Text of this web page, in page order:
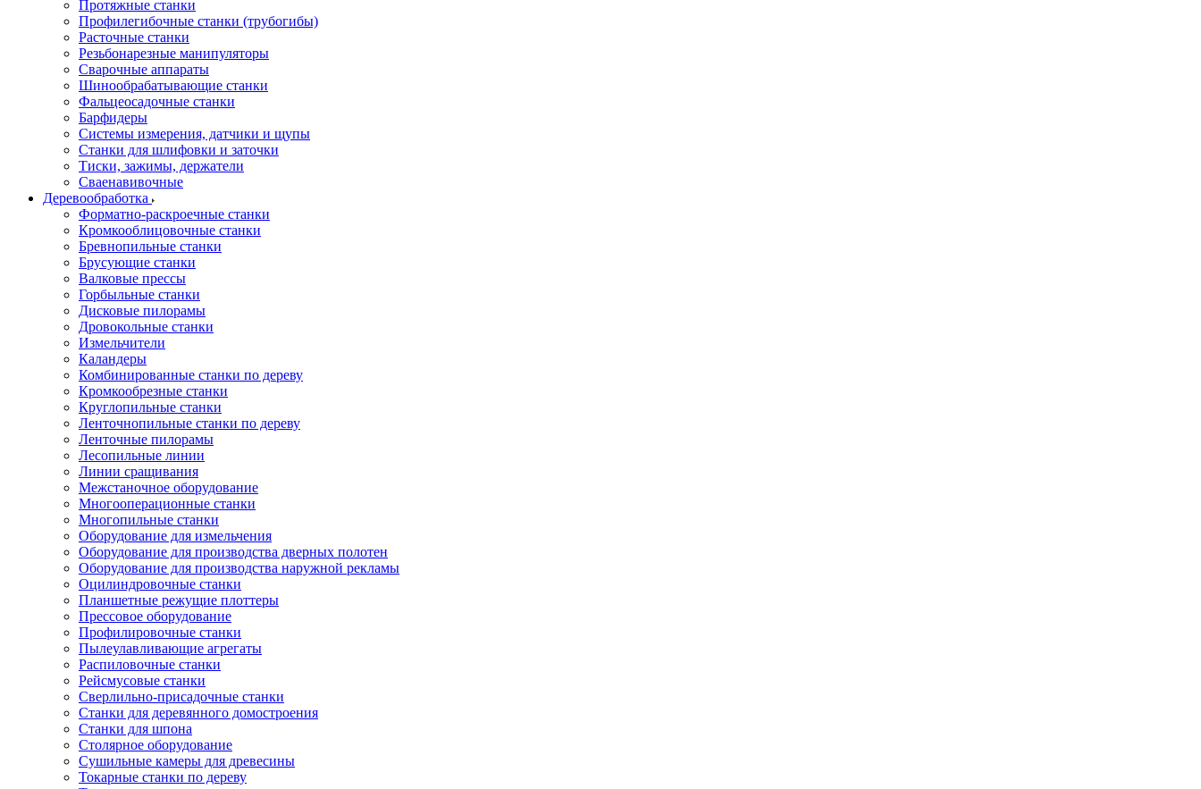
Протяжные станки
Профилегибочные станки (трубогибы)
Расточные станки
Резьбонарезные манипуляторы
Сварочные аппараты
Шинообрабатывающие станки
Фальцеосадочные станки
Барфидеры
Системы измерения, датчики и щупы
Станки для шлифовки и заточки
Тиски, зажимы, держатели
Cваенавивочные
Деревообработка
Форматно-раскроечные станки
Кромкооблицовочные станки
Бревнопильные станки
Брусующие станки
Валковые прессы
Горбыльные станки
Дисковые пилорамы
Дровокольные станки
Измельчители
Каландеры
Комбинированные станки по дереву
Кромкообрезные станки
Круглопильные станки
Ленточнопильные станки по дереву
Ленточные пилорамы
Лесопильные линии
Линии сращивания
Межстаночное оборудование
Многооперационные станки
Многопильные станки
Оборудование для измельчения
Оборудование для производства дверных полотен
Оборудование для производства наружной рекламы
Оцилиндровочные станки
Планшетные режущие плоттеры
Прессовое оборудование
Профилировочные станки
Пылеулавливающие агрегаты
Распиловочные станки
Рейсмусовые станки
Сверлильно-присадочные станки
Станки для деревянного домостроения
Станки для шпона
Столярное оборудование
Сушильные камеры для древесины
Токарные станки по дереву